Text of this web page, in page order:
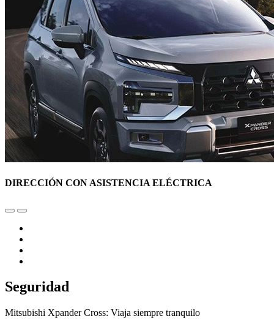
DIRECCIÓN CON ASISTENCIA ELÉCTRICA
Seguridad
Mitsubishi Xpander Cross: Viaja siempre tranquilo